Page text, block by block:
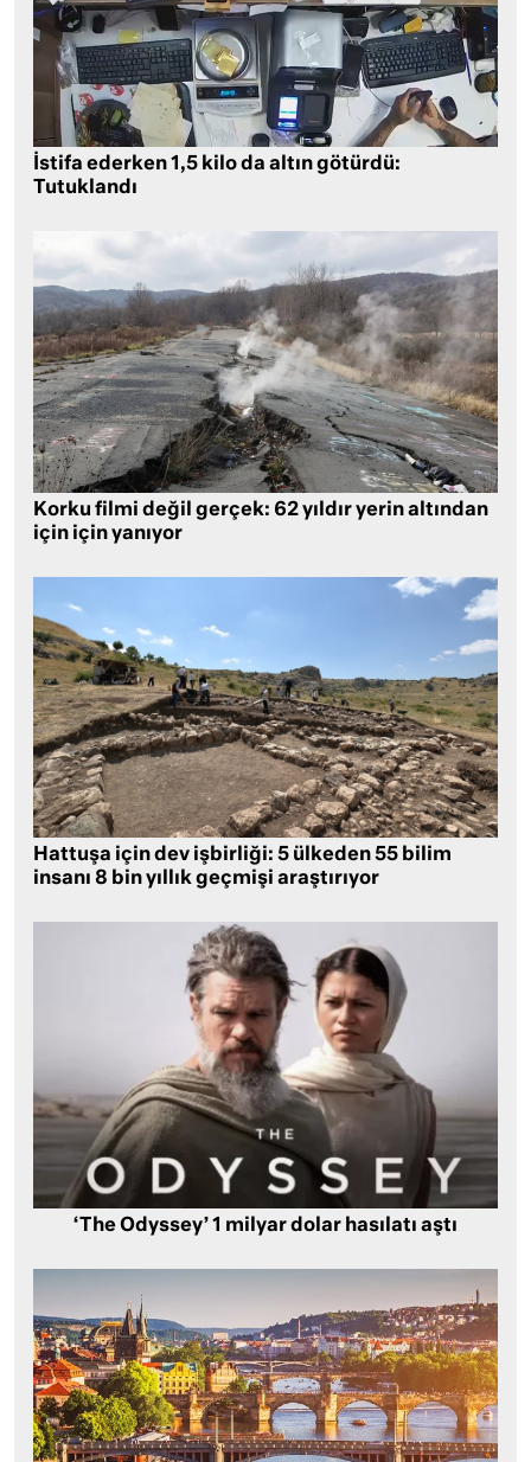
İstifa ederken 1,5 kilo da altın götürdü:
Tutuklandı
Korku filmi değil gerçek: 62 yıldır yerin altından
için için yanıyor
Hattuşa için dev işbirliği: 5 ülkeden 55 bilim
insanı 8 bin yıllık geçmişi araştırıyor
‘The Odyssey’ 1 milyar dolar hasılatı aştı